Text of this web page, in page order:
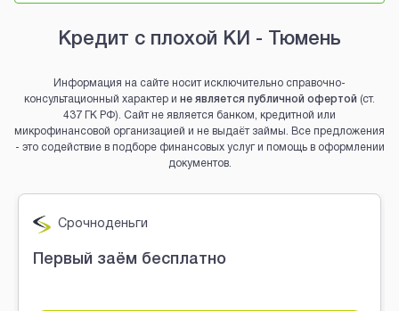
Кредит с плохой КИ - Тюмень
Информация на сайте носит исключительно справочно-
консультационный характер и не является публичной офертой (ст.
437 ГК РФ). Сайт не является банком, кредитной или
микрофинансовой организацией и не выдаёт займы. Все предложения
- это содействие в подборе финансовых услуг и помощь в оформлении
документов.
Brobaza - VIP-объявления
OneClickMoney
Займ в OneClickMoney